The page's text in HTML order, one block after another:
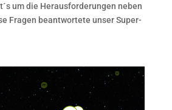
um die Herausforderungen neben
Fragen beantwortete unser Super-